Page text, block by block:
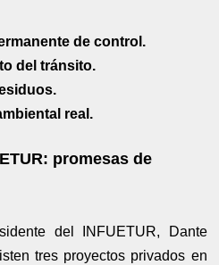
de control.
del tránsito.
real.
promesas de
del INFUETUR, Dante
tres proyectos privados en